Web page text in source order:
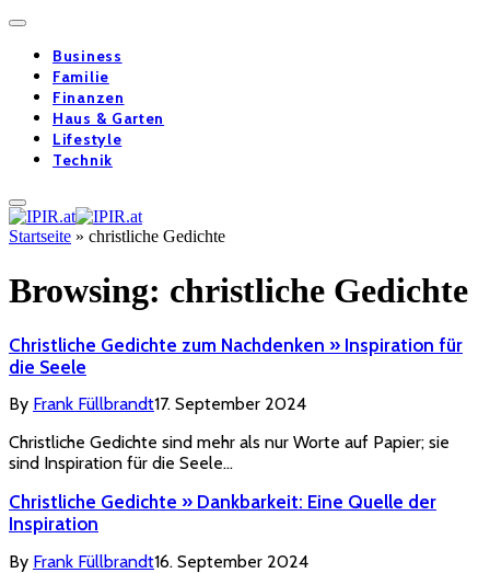
Business
Familie
Finanzen
Haus & Garten
Lifestyle
Technik
Startseite » christliche Gedichte
Browsing: christliche Gedichte
Christliche Gedichte zum Nachdenken » Inspiration für
die Seele
By Frank Füllbrandt17. September 2024
Christliche Gedichte sind mehr als nur Worte auf Papier; sie
sind Inspiration für die Seele…
Christliche Gedichte » Dankbarkeit: Eine Quelle der
Inspiration
By Frank Füllbrandt16. September 2024